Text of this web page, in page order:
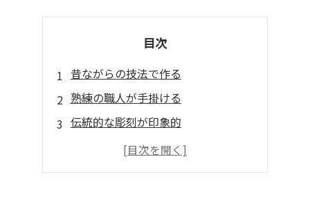
目次
昔ながらの技法で作る
熟練の職人が手掛ける
伝統的な彫刻が印象的
上質な木材を使用
お守りを大切にできる